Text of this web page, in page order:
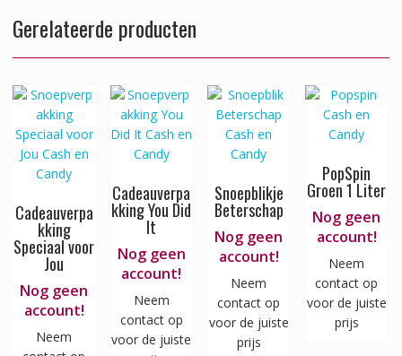
Gerelateerde producten
Cadeauverpa
kking
Speciaal voor
Jou
Nog geen
account!
Neem
Cadeauverpa
kking You Did
It
Nog geen
account!
Neem
contact op
voor de juiste
Snoepblikje
Beterschap
Nog geen
account!
Neem
contact op
voor de juiste
prijs
PopSpin
Groen 1 Liter
Nog geen
account!
Neem
contact op
voor de juiste
prijs